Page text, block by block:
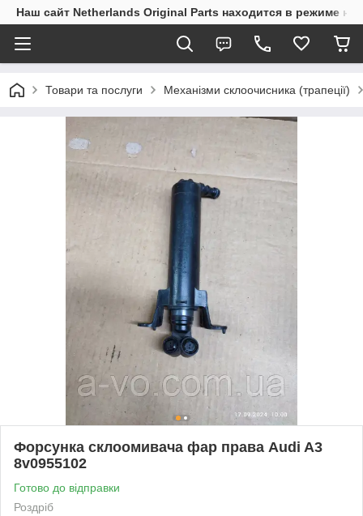
Наш сайт Netherlands Original Parts находится в режиме
Товари та послуги Механізми склоочисника (трапеції)
Форсунка склоомивача фар права Audi A3
8v0955102
Готово до відправки
Роздріб